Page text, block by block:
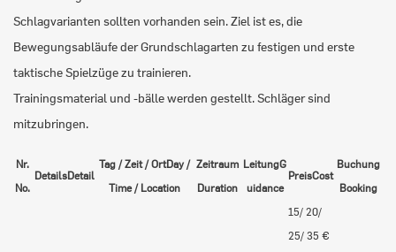
Schlagvarianten sollten vorhanden sein. Ziel ist es, die
Bewegungsabläufe der Grundschlagarten zu festigen und erste
taktische Spielzüge zu trainieren.
Trainingsmaterial und -bälle werden gestellt. Schläger sind
mitzubringen.
Nr.
No.
DetailsDetail
Tag / Zeit / OrtDay /
Time / Location
Zeitraum
Duration
LeitungG
uidance
PreisCost
Buchung
Booking
15/ 20/
25/ 35 €